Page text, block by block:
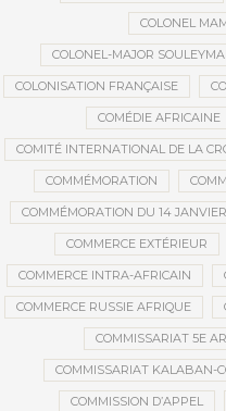
COLONEL
COLONEL-MAJOR
COLONISATION FRANÇAISE
COMÉDIE AFRICAINE
COMITÉ INTERNATIONAL DE LA
COMMÉMORATION
COMMÉMORATION DU 14 JANVIER
COMMERCE EXTÉRIEUR
COMMERCE INTRA-AFRICAIN
COMMERCE RUSSIE AFRIQUE
COMMISSARIAT 5E
COMMISSARIAT KALABAN-
COMMISSION D’APPEL